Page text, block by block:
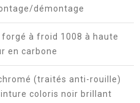
démontage
à froid 1008 à haute
en carbone
(traités anti-rouille)
coloris noir brillant